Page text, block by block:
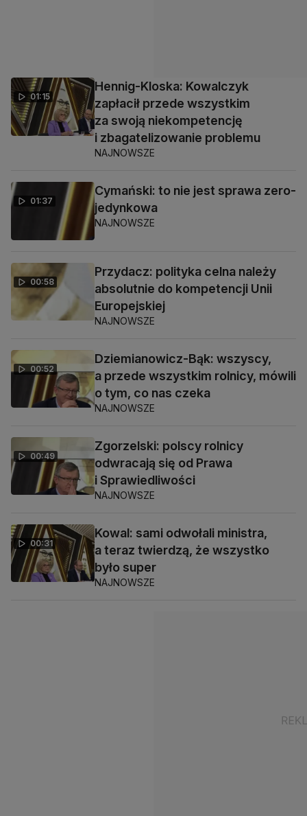
01:15
Hennig-Kloska: Kowalczyk
zapłacił przede wszystkim
za swoją niekompetencję
i zbagatelizowanie problemu
NAJNOWSZE
01:37
Cymański: to nie jest sprawa zero-
jedynkowa
NAJNOWSZE
00:58
Przydacz: polityka celna należy
absolutnie do kompetencji Unii
Europejskiej
NAJNOWSZE
00:52
Dziemianowicz-Bąk: wszyscy,
a przede wszystkim rolnicy, mówili
o tym, co nas czeka
NAJNOWSZE
00:49
Zgorzelski: polscy rolnicy
odwracają się od Prawa
i Sprawiedliwości
NAJNOWSZE
00:31
Kowal: sami odwołali ministra,
a teraz twierdzą, że wszystko
było super
NAJNOWSZE